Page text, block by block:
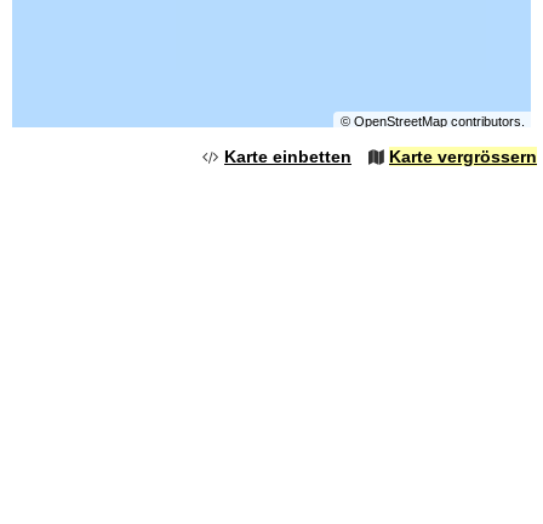
© OpenStreetMapcontributors.
Karte einbetten Karte vergrössern